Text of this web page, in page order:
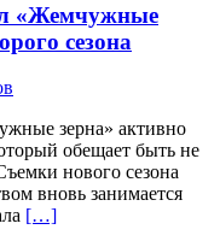
«Жемчужные
сезона
зерна» активно
обещает быть не
нового сезона
вновь занимается
[…]